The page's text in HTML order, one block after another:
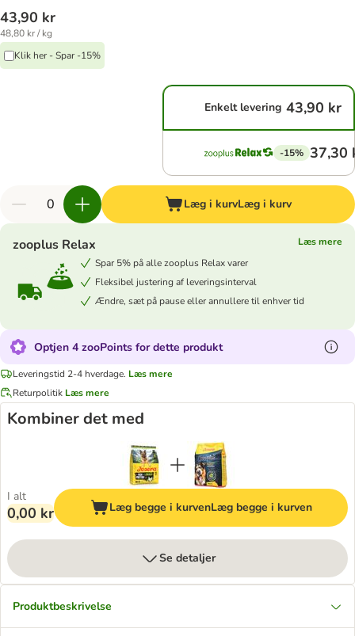
43,90 kr
48,80 kr / kg
Klik her - Spar -15%
Enkelt levering 43,90 kr
-15% 37,30
Læg i kurvLæg i kurv
zooplus Relax
Læs mere
Spar 5% på alle zooplus Relax varer
Fleksibel justering af leveringsinterval
Ændre, sæt på pause eller annullere til enhver tid
Optjen 4 zooPoints for dette produkt
Leveringstid 2-4 hverdage. Læs mere
Returpolitik Læs mere
Kombiner det med
I alt
0,00 kr Læg begge i kurvenLæg begge i kurven
Se detaljer
Produktbeskrivelse